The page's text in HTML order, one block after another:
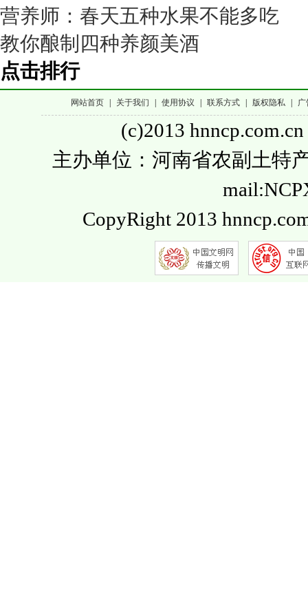
营养师：春天五种水果不能多吃
教你酿制四种养颜美酒
点击排行
网站首页 关于我们 使用协议 联系方式 版权隐私 广
(c)2013
主办单位：河南省农副土特
CopyRight 2013